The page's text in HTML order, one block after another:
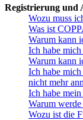
Registrierung und
Wozu muss
Was ist
Warum kann
Ich habe
Warum kann
Ich habe
nicht mehr
Ich habe mein
Warum werde
Wozu ist die